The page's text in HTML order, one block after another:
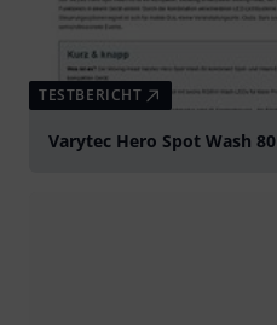
TESTBERICHT
Varytec Hero Spot Wash 80